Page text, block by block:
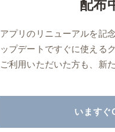
配布
アプリのリニューアルを記
ップデートですぐに使える
ご利用いただいた方も、新
いますぐ